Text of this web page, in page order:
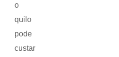
o
quilo
pode
custar